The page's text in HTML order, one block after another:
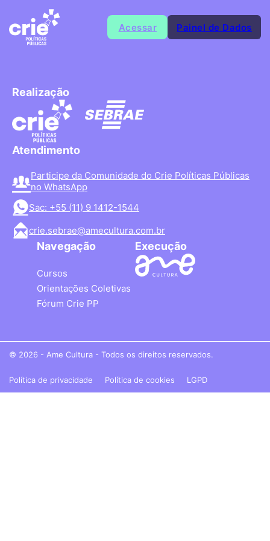
Acessar Painel de Dados
Realização
Atendimento
Participe da Comunidade do Crie Políticas Públicas
no WhatsApp
Sac: +55 (11) 9 1412-1544
crie.sebrae@amecultura.com.br
Navegação
Cursos
Orientações Coletivas
Fórum Crie PP
Execução
© 2026 - Ame Cultura - Todos os direitos reservados.
Política de privacidade Política de cookies LGPD